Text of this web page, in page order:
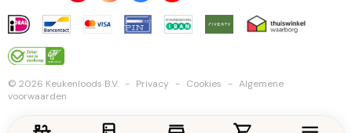
© 2026 Keukenloods B.V. Privacy Cookies
Algemene
voorwaarden